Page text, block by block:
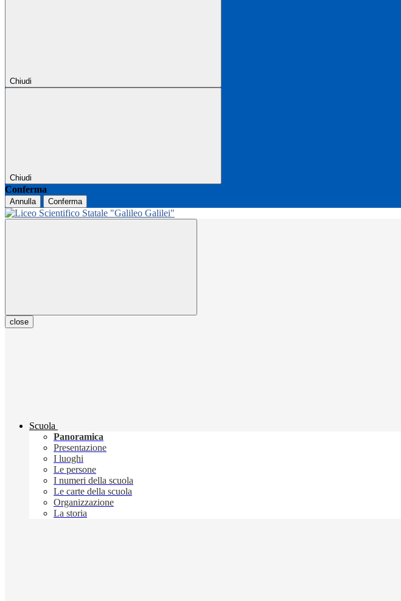
Chiudi
Chiudi
Conferma
Annulla Conferma
close
Scuola
Panoramica
Presentazione
I luoghi
Le persone
I numeri della scuola
Le carte della scuola
Organizzazione
La storia